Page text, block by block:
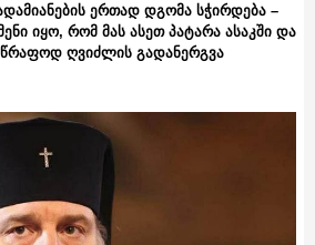
ერთად დგომა სჭირდება –
იყო, რომ მას ასეთ პატარა ასაკში და
ღვიძლის გადანერგვა